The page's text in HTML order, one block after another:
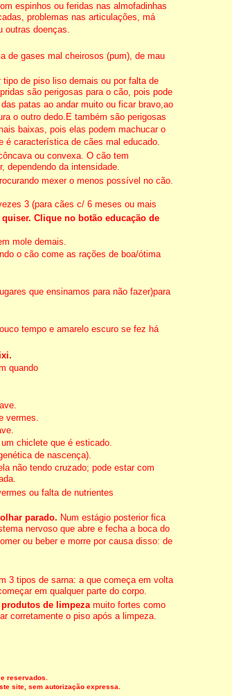
espinhos ou feridas nas almofadinhas
problemas nas articulações, má
outras doenças.
de gases mal cheirosos (pum), de mau
tipo de piso liso demais ou por falta de
são perigosas para o cão, pois pode
patas ao andar muito ou ficar bravo,ao
o outro dedo.E também são perigosas
baixas, pois elas podem machucar o
é característica de cães mal educado.
ou convexa. O cão tem
dependendo da intensidade.
mexer o menos possível no cão.
3 (para cães c/ 6 meses ou mais
Clique no botão educação de
mole demais.
o cão come as rações de boa/ótima
que ensinamos para não fazer)para
tempo e amarelo escuro se fez há
quando
vermes.
chiclete que é esticado.
de nascença).
não tendo cruzado; pode estar com
ou falta de nutrientes
parado. Num estágio posterior fica
nervoso que abre e fecha a boca do
ou beber e morre por causa disso: de
3 tipos de sarna: a que começa em volta
em qualquer parte do corpo.
de limpezamuito fortes como
corretamente o piso após a limpeza.
reservados.
site, sem autorização expressa.